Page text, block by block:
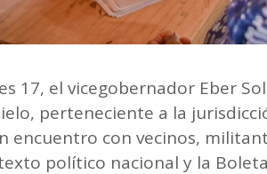
17, el vicegobernador Eber
perteneciente a la
encuentro con vecinos,
político nacional y la Boleta